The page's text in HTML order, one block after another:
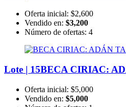
Oferta inicial: $2,600
Vendido en: $3,200
Número de ofertas: 4
Lote | 15BECA CIRIAC:
Oferta inicial: $5,000
Vendido en: $5,000